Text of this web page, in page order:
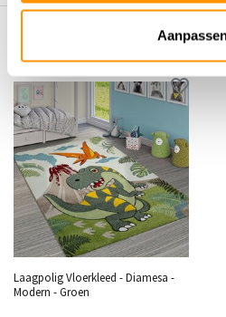
Laagpolig Vloerkleed - Diamesa -
Modern - Groen